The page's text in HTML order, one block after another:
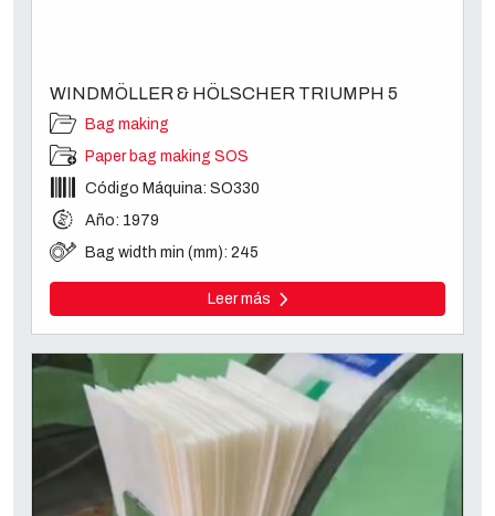
WINDMÖLLER & HÖLSCHER TRIUMPH 5
Bag making
Paper bag making SOS
Código Máquina: SO330
Año: 1979
Bag width min (mm): 245
Leer más